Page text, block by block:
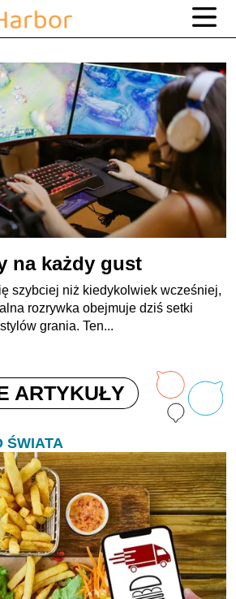
na każdy gust
szybciej niż kiedykolwiek wcześniej,
rozrywka obejmuje dziś setki
grania. Ten...
ARTYKUŁY
ŚWIATA